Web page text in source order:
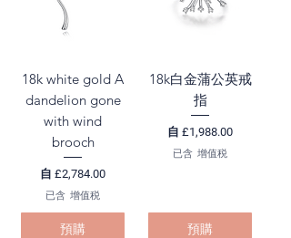
18k white gold A
dandelion gone
with wind
brooch
自 £2,784.00
促銷價格
已含 增值税
預購
18k白金蒲公英戒
指
自 £1,988.00
促銷價格
已含 增值税
預購